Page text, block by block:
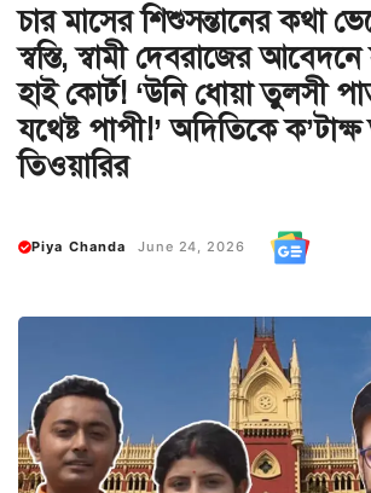
চার মাসের শিশুসন্তানের কথা
স্বস্তি, স্বামী দেবরাজের
হাই কোর্ট! ‘উনি ধোয়া তুলসী
যথেষ্ট পাপী!’ অদিতিকে
তিওয়ারির
Piya Chanda June 24, 2026